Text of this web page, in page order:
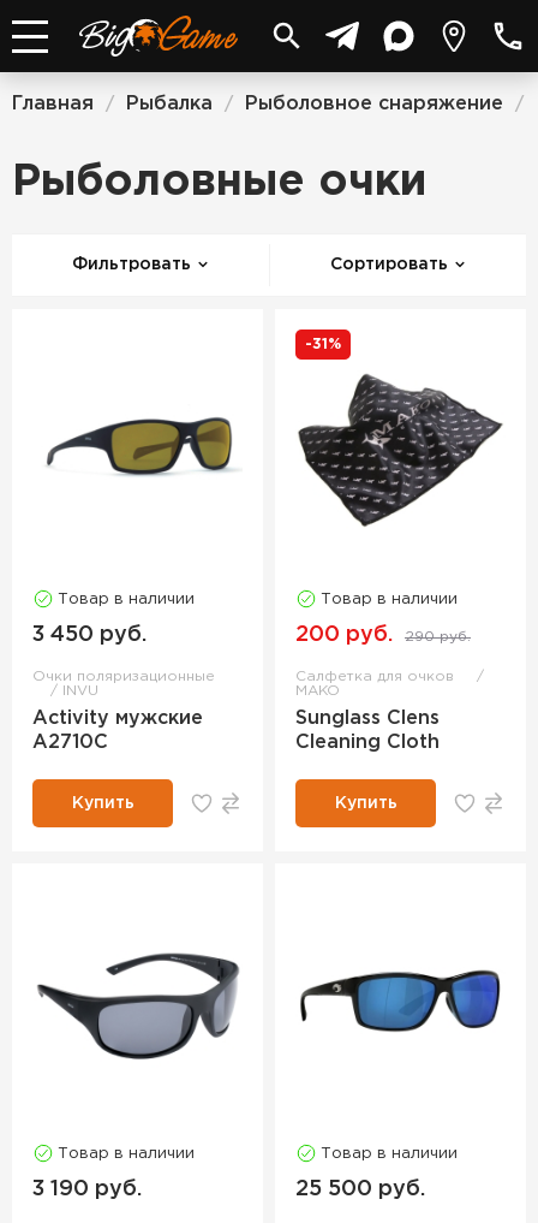
Главная / Рыбалка / Рыболовное снаряжение /
Рыболовные очки
Фильтровать Сортировать
Товар в наличии
3 450 руб.
Очки поляризационные
INVU
Activity мужские
A2710C
Купить
-31%
Товар в наличии
200 руб. 290 руб.
Салфетка для очков
MAKO
Sunglass Clens
Cleaning Cloth
Купить
Товар в наличии
3 190 руб.
Товар в наличии
25 500 руб.